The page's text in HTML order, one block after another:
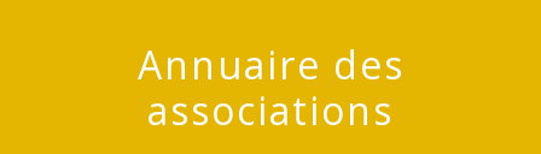
Annuaire des
associations